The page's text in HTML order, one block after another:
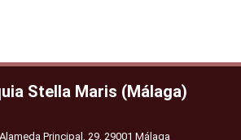
Stella Maris (Málaga)
Alameda Principal, 29, 29001 Málaga